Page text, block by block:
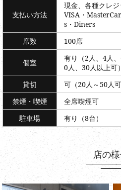
支払い方法
現金、各種クレ
VISA・
s・Diners
席数
100席
個室
有り（2人、4人
0人、30人以上可）
貸切
可（20人～50人可
禁煙・喫煙
全席喫煙可
駐車場
有り（8台）
店の